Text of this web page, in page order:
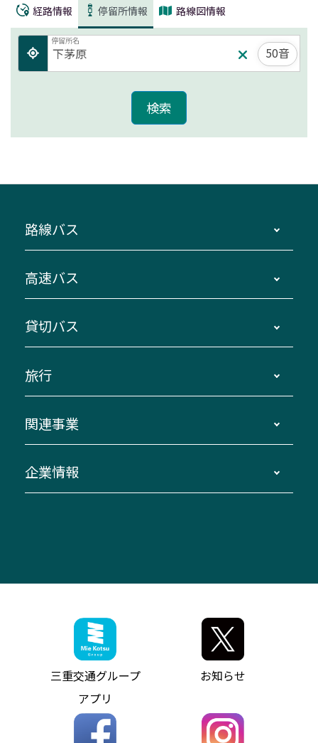
経路情報 停留所情報 路線図情報
停留所名
50音
路線バス
主要停留所案内図・時刻表
路線バスのご利用方法
三重交通接近情報バスロケーションシステム
ダイヤ改正情報
迂回・休止について
臨時バスについて
伊勢二見鳥羽周遊バスCANばす
「みえブルーライン」（三重大学病院直通バ
神都ライナー
ミジュマルのラッピングバス（鈴鹿管内）
参宮バス
神都バス
パールシャトル
バス情報の見える化
高速バス
南紀・VISON～横浜・東京・埼玉
伊賀～名古屋
南紀～VISON～名古屋
湯の山温泉～名古屋
桑名・長島温泉・金城ふ頭駅～中部国際空港
（休止中）
お客様駐車場のご案内
アイコンの説明
インターネット予約
よくあるご質問
お問い合わせ
貸切バス
貸切バスのご利用について
お問い合わせ
旅行
貸切バス団体旅行
美し国周遊ばす
関連事業
自家用自動車車両運行管理
ザ・バスコレクション三重交通バスセット
三重交通公式グッズ
企業情報
ファンコーナー
お問い合わせ
お知らせ・最新情報一覧
ニュースリリース
お問い合わせ
個人情報保護方針
三重交通グループ
アプリ
お知らせ